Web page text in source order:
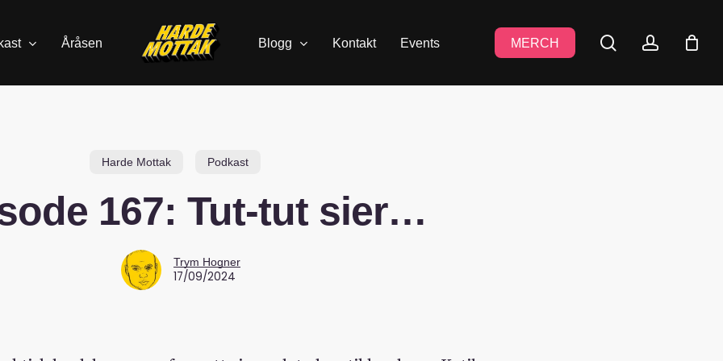
Åråsen Blogg Kontakt Events MERCH search
Harde Mottak Podkast
167: Tut-tut sier…
Trym Hogner
17/09/2024